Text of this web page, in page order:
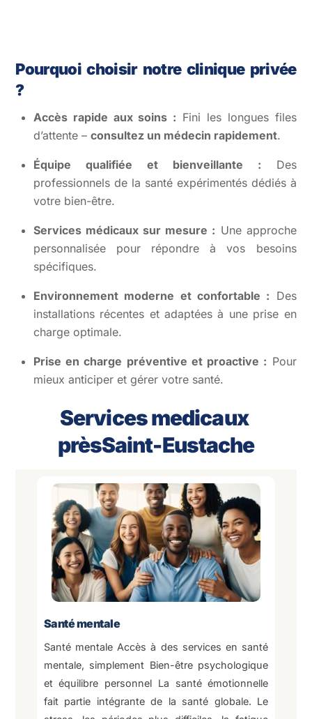
Pourquoi choisir notre clinique privée
?
Accès rapide aux soins : Fini les longues files
d’attente – consultez un médecin rapidement.
Équipe qualifiée et bienveillante : Des
professionnels de la santé expérimentés dédiés à
votre bien-être.
Services médicaux sur mesure : Une approche
personnalisée pour répondre à vos besoins
spécifiques.
Environnement moderne et confortable : Des
installations récentes et adaptées à une prise en
charge optimale.
Prise en charge préventive et proactive : Pour
mieux anticiper et gérer votre santé.
Services medicaux
prèsSaint-Eustache
Santé mentale
Santé mentale Accès à des services en santé
mentale, simplement Bien-être psychologique
et équilibre personnel La santé émotionnelle
fait partie intégrante de la santé globale. Le